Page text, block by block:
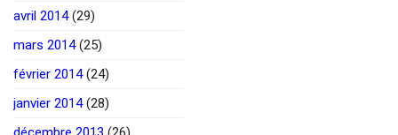
avril 2014(29)
mars 2014(25)
février 2014(24)
janvier 2014(28)